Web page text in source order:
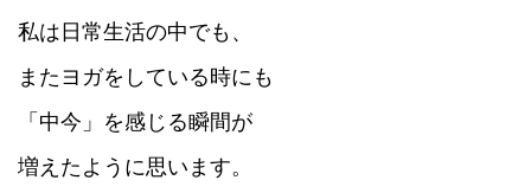
私は日常生活の中でも、
またヨガをしている時にも
「中今」を感じる瞬間が
増えたように思います。